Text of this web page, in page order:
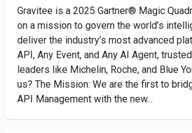
Gravitee is a 2025 Gartner® Magic
on a mission to govern the world’s
deliver the industry’s most advanced
API, Any Event, and Any AI Agent,
leaders like Michelin, Roche, and Blue
us? The Mission: We are the first to
API Management with the new...